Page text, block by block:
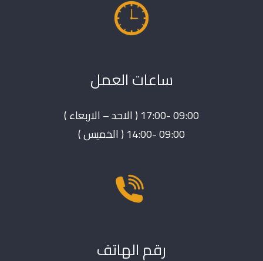
ساعات العمل
09:00 -17:00 ( الاحد – الاربعاء )
09:00 -14:00 ( الخميس )
رقم الهاتف